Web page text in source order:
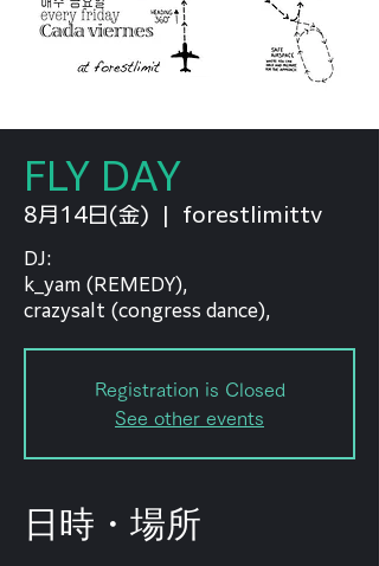
FLY DAY
8月14日(金) forestlimittv
DJ:
k_yam (REMEDY),
crazysalt (congress dance),
Registration is Closed
See other events
日時・場所